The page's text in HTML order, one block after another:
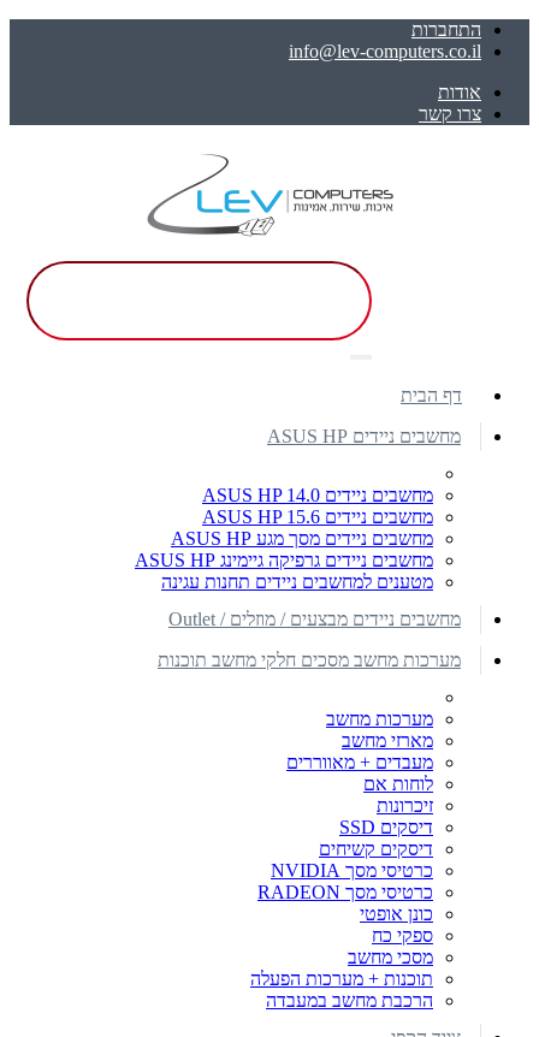
התחברות
info@lev-computers.co.il
אודות
צרו קשר
דף הבית
מחשבים ניידים ASUS HP
מחשבים ניידים ASUS HP 14.0
מחשבים ניידים ASUS HP 15.6
מחשבים ניידים מסך מגע ASUS HP
מחשבים ניידים גרפיקה גיימינג ASUS HP
מטענים למחשבים ניידים תחנות עגינה
מחשבים ניידים מבצעים / מוזלים / Outlet
מערכות מחשב מסכים חלקי מחשב תוכנות
מערכות מחשב
מארזי מחשב
מעבדים + מאווררים
לוחות אם
זיכרונות
דיסקים SSD
דיסקים קשיחים
כרטיסי מסך NVIDIA
כרטיסי מסך RADEON
כונן אופטי
ספקי כח
מסכי מחשב
תוכנות + מערכות הפעלה
הרכבת מחשב במעבדה